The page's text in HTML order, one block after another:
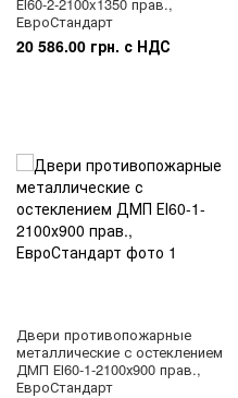
ЕвроСтандарт
20 586.00 грн. с НДС
Двери противопожарные
металлические с остеклением
ДМП ЕІ60-1-2100х900 прав.,
ЕвроСтандарт